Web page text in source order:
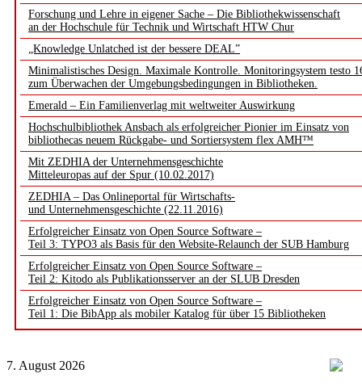
Forschung und Lehre in eigener Sache – Die Bibliothekwissenschaft
an der Hochschule für Technik und Wirtschaft HTW Chur
„Knowledge Unlatched ist der bessere DEAL”
Minimalistisches Design. Maximale Kontrolle. Monitoringsystem testo
zum Überwachen der Umgebungsbedingungen in Bibliotheken.
Emerald – Ein Familienverlag mit weltweiter Auswirkung
Hochschulbibliothek Ansbach als erfolgreicher Pionier im Einsatz von
bibliothecas neuem Rückgabe- und Sortiersystem flex AMH™
Mit ZEDHIA der Unternehmensgeschichte
Mitteleuropas auf der Spur (10.02.2017)
ZEDHIA – Das Onlineportal für Wirtschafts-
und Unternehmensgeschichte (22.11.2016)
Erfolgreicher Einsatz von Open Source Software –
Teil 3: TYPO3 als Basis für den Website-Relaunch der SUB Hamburg
Erfolgreicher Einsatz von Open Source Software –
Teil 2: Kitodo als Publikationsserver an der SLUB Dresden
Erfolgreicher Einsatz von Open Source Software –
Teil 1: Die BibApp als mobiler Katalog für über 15 Bibliotheken
7. August 2026